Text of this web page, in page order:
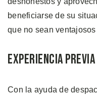
beneficiarse de su
que no sean
Experiencia
Con la ayuda de